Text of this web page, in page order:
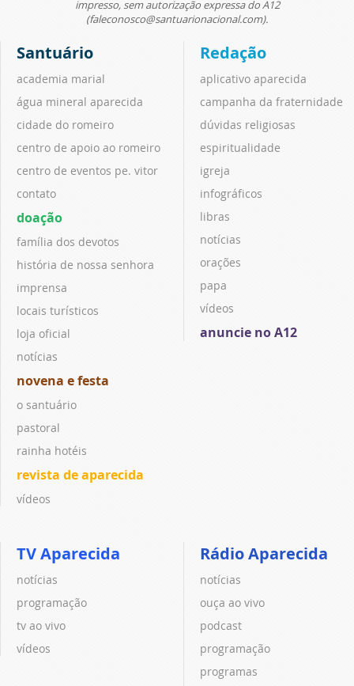
impresso, sem autorização expressa do A12
(faleconosco@santuarionacional.com).
Santuário
academia marial
água mineral aparecida
cidade do romeiro
centro de apoio ao romeiro
centro de eventos pe. vitor
contato
doação
família dos devotos
história de nossa senhora
imprensa
locais turísticos
loja oficial
notícias
novena e festa
o santuário
pastoral
rainha hotéis
revista de aparecida
vídeos
Redação
aplicativo aparecida
campanha da fraternidade
dúvidas religiosas
espiritualidade
igreja
infográficos
libras
notícias
orações
papa
vídeos
anuncie no A12
TV Aparecida
notícias
programação
tv ao vivo
vídeos
Rádio Aparecida
notícias
ouça ao vivo
podcast
programação
programas